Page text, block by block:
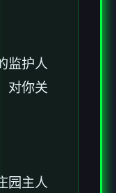
监护人
对你关
园主人